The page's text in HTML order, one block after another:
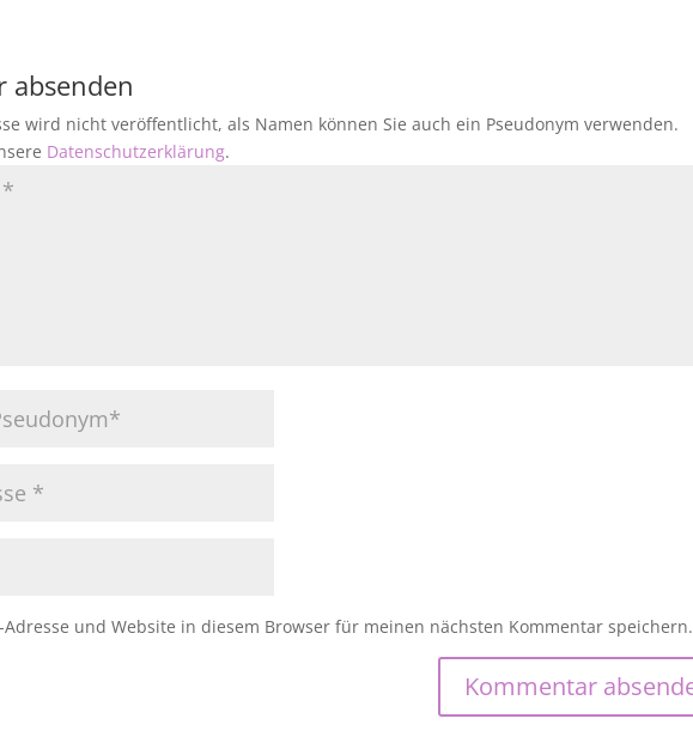
absenden
wird nicht veröffentlicht, als Namen können Sie auch ein Pseudonym verwenden.
Datenschutzerklärung.
Adresse und Website in diesem Browser für meinen nächsten Kommentar speichern.